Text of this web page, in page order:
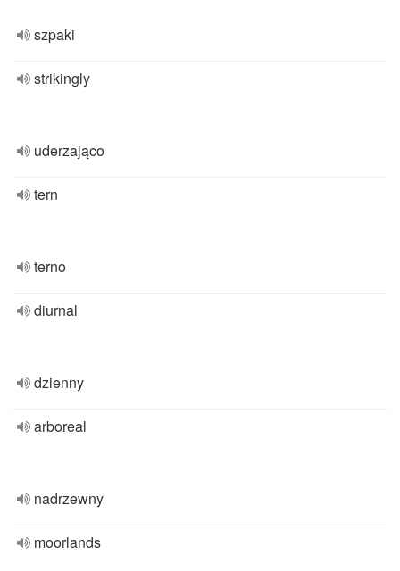
szpaki
strikingly
uderzająco
tern
terno
diurnal
dzienny
arboreal
nadrzewny
moorlands